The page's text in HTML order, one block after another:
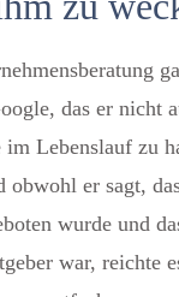
das er nicht
Lebenslauf zu
obwohl er sagt,
wurde und
war, reichte